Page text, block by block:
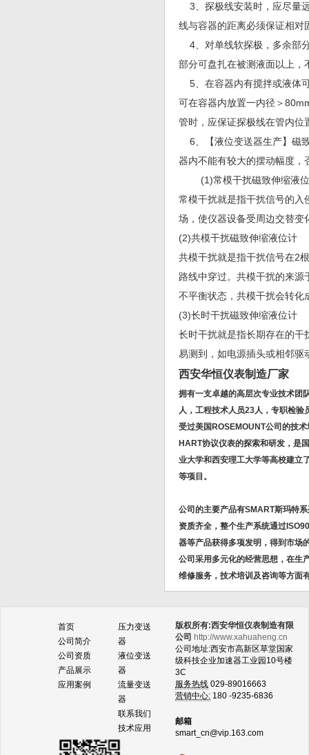
3、探极线安装时，应尽量
线与容器的距离必须保证相对
4、对单线软探极，多余部
部分可盘扎在被测液面以上，
5、在容器内有搅拌或液体
可在容器内放置一内径＞
管时，应保证探极线在管内位
6、【液位变送器生产】磁
器内不能有较大的摆动幅度，
(1)常模干扰磁致伸缩液
常模干扰就是指干扰信号的入
场，使仪器设备受周边交替变
(2)共模干扰磁致伸缩液位计
共模干扰就是指干扰信号在2
路线中穿过。共模干扰的来
不平衡状态，共模干扰会转化
(3)长时干扰磁致伸缩液位计
长时干扰就是指长期存在的干
易测到，如电源插头或相邻驱
西安华恒仪表制造厂家
拥有一支卓越的高层次专业技术团
人，工程技术人员23人，专职检验
受过美国ROSEMOUNT公司的技
HART协议仪表的探索和研发，是
业大学和西安理工大学等高校建立
等项目。
公司的主要产品有SMART斯玛特
资质齐全，整个生产系统通过
器等产品获得多项发明，得到市场
公司采用多元化的经营思想，在生
维修服务，技术培训及咨询等方面
首页
公司简介
公司资质
产品展示
应用案例
压力变送
器
液位变送
器
流量变送
器
联系我们
技术应用
版权所有:西安华恒仪表制造有限
公司 http://www.xahuaheng.cn
公司地址:西安市高新区草堂国家
级科技企业加速器工业园10号楼
3C
服务热线 029-89016663
营销中心: 180 -9235-6836
邮箱
smart_cn@vip.163.com